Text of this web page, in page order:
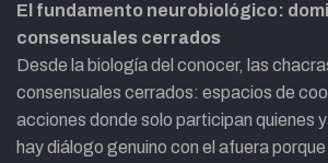
El fundamento neurobiológico:
consensuales cerrados
Desde la biología del conocer, las
consensuales cerrados: espacios de
acciones donde solo participan quienes
hay diálogo genuino con el afuera